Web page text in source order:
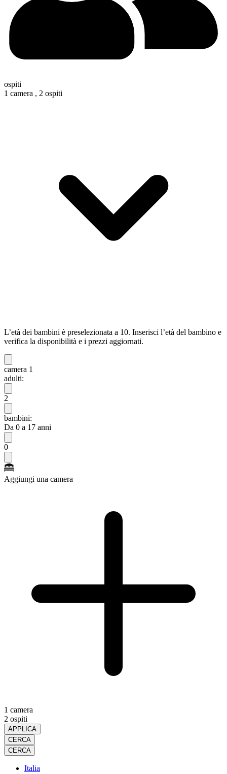
ospiti
1 camera , 2 ospiti
L’età dei bambini è preselezionata a 10. Inserisci l’età del bambino e
verifica la disponibilità e i prezzi aggiornati.
camera 1
adulti:
2
bambini:
Da 0 a 17 anni
0
Aggiungi una camera
1 camera
2 ospiti
APPLICA
CERCA
CERCA
Italia